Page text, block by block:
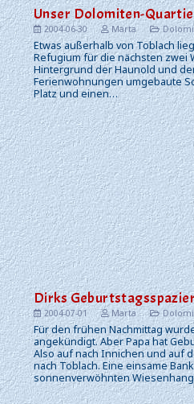
Unser Dolomiten-
2004-06-30 Marta
Etwas außerhalb von Toblach
Refugium für die nächsten zwei
Hintergrund der Haunold und
Ferienwohnungen umgebaute
Platz und einen…
Dirks
2004-07-01 Marta
Für den frühen Nachmittag
angekündigt. Aber Papa hat
Also auf nach Innichen und auf
nach Toblach. Eine einsame
sonnenverwöhnten